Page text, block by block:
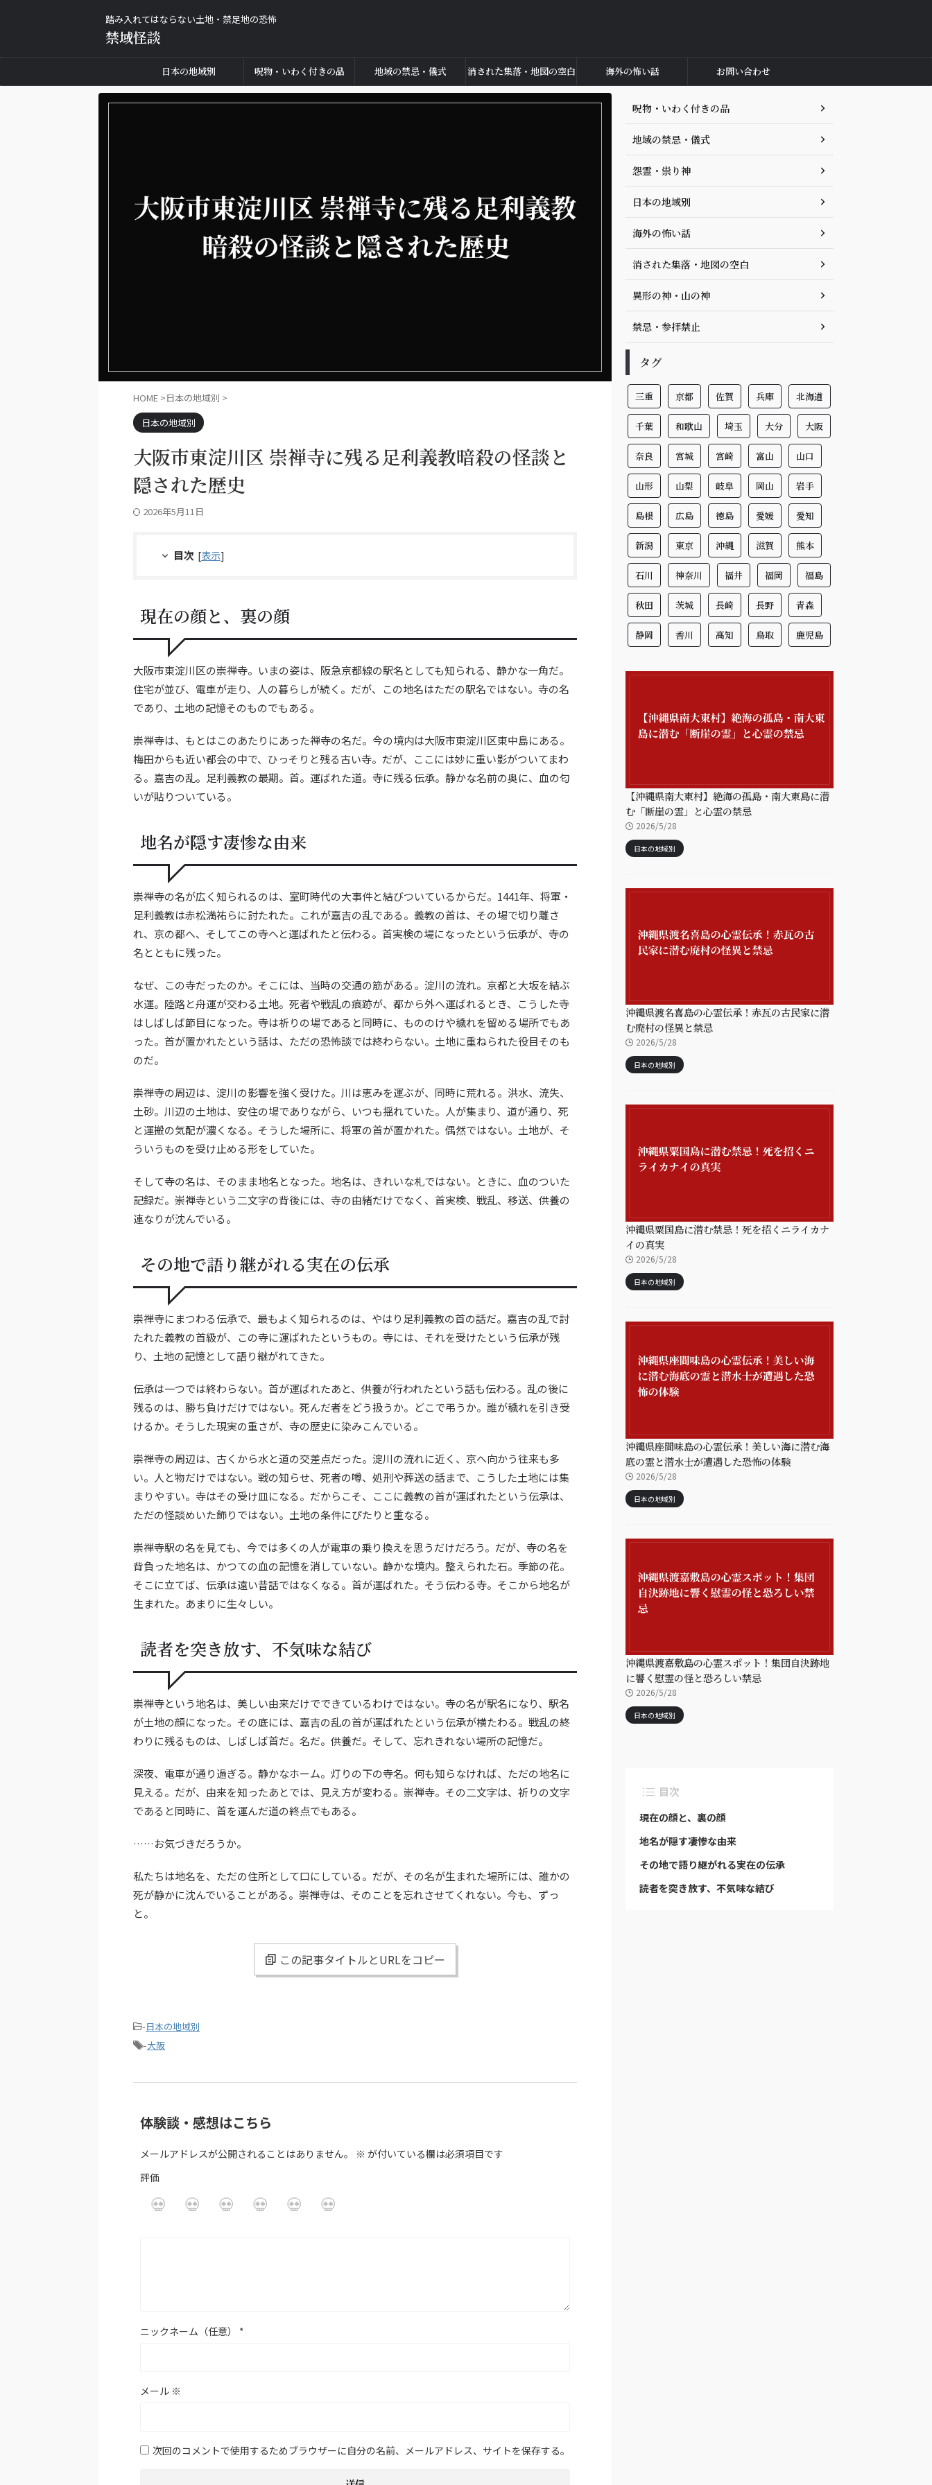
踏み入れてはならない土地・禁足地の恐怖
禁域怪談
日本の地域別 呪物・いわく付きの品 地域の禁忌・儀式 消された集落・地図の空白 海外の怖い話 お問い合わせ
HOME >日本の地域別 >
日本の地域別
大阪市東淀川区 崇禅寺に残る足利義教暗殺の怪談と
隠された歴史
2026年5月11日
目次 [表示]
現在の顔と、裏の顔
大阪市東淀川区の崇禅寺。いまの姿は、阪急京都線の駅名としても知られる、静かな一角だ。
住宅が並び、電車が走り、人の暮らしが続く。だが、この地名はただの駅名ではない。寺の名
であり、土地の記憶そのものでもある。
崇禅寺は、もとはこのあたりにあった禅寺の名だ。今の境内は大阪市東淀川区東中島にある。
梅田からも近い都会の中で、ひっそりと残る古い寺。だが、ここには妙に重い影がついてまわ
る。嘉吉の乱。足利義教の最期。首。運ばれた道。寺に残る伝承。静かな名前の奥に、血の匂
いが貼りついている。
地名が隠す凄惨な由来
崇禅寺の名が広く知られるのは、室町時代の大事件と結びついているからだ。1441年、将軍・
足利義教は赤松満祐らに討たれた。これが嘉吉の乱である。義教の首は、その場で切り離さ
れ、京の都へ、そしてこの寺へと運ばれたと伝わる。首実検の場になったという伝承が、寺の
名とともに残った。
なぜ、この寺だったのか。そこには、当時の交通の筋がある。淀川の流れ。京都と大坂を結ぶ
水運。陸路と舟運が交わる土地。死者や戦乱の痕跡が、都から外へ運ばれるとき、こうした寺
はしばしば節目になった。寺は祈りの場であると同時に、もののけや穢れを留める場所でもあ
った。首が置かれたという話は、ただの恐怖談では終わらない。土地に重ねられた役目そのも
のだ。
崇禅寺の周辺は、淀川の影響を強く受けた。川は恵みを運ぶが、同時に荒れる。洪水、流失、
土砂。川辺の土地は、安住の場でありながら、いつも揺れていた。人が集まり、道が通り、死
と運搬の気配が濃くなる。そうした場所に、将軍の首が置かれた。偶然ではない。土地が、そ
ういうものを受け止める形をしていた。
そして寺の名は、そのまま地名となった。地名は、きれいな札ではない。ときに、血のついた
記録だ。崇禅寺という二文字の背後には、寺の由緒だけでなく、首実検、戦乱、移送、供養の
連なりが沈んでいる。
その地で語り継がれる実在の伝承
崇禅寺にまつわる伝承で、最もよく知られるのは、やはり足利義教の首の話だ。嘉吉の乱で討
たれた義教の首級が、この寺に運ばれたというもの。寺には、それを受けたという伝承が残
り、土地の記憶として語り継がれてきた。
伝承は一つでは終わらない。首が運ばれたあと、供養が行われたという話も伝わる。乱の後に
残るのは、勝ち負けだけではない。死んだ者をどう扱うか。どこで弔うか。誰が穢れを引き受
けるか。そうした現実の重さが、寺の歴史に染みこんでいる。
崇禅寺の周辺は、古くから水と道の交差点だった。淀川の流れに近く、京へ向かう往来も多
い。人と物だけではない。戦の知らせ、死者の噂、処刑や葬送の話まで、こうした土地には集
まりやすい。寺はその受け皿になる。だからこそ、ここに義教の首が運ばれたという伝承は、
ただの怪談めいた飾りではない。土地の条件にぴたりと重なる。
崇禅寺駅の名を見ても、今では多くの人が電車の乗り換えを思うだけだろう。だが、寺の名を
背負った地名は、かつての血の記憶を消していない。静かな境内。整えられた石。季節の花。
そこに立てば、伝承は遠い昔話ではなくなる。首が運ばれた。そう伝わる寺。そこから地名が
生まれた。あまりに生々しい。
読者を突き放す、不気味な結び
崇禅寺という地名は、美しい由来だけでできているわけではない。寺の名が駅名になり、駅名
が土地の顔になった。その底には、嘉吉の乱の首が運ばれたという伝承が横たわる。戦乱の終
わりに残るものは、しばしば首だ。名だ。供養だ。そして、忘れきれない場所の記憶だ。
深夜、電車が通り過ぎる。静かなホーム。灯りの下の寺名。何も知らなければ、ただの地名に
見える。だが、由来を知ったあとでは、見え方が変わる。崇禅寺。その二文字は、祈りの文字
であると同時に、首を運んだ道の終点でもある。
……お気づきだろうか。
私たちは地名を、ただの住所として口にしている。だが、その名が生まれた場所には、誰かの
死が静かに沈んでいることがある。崇禅寺は、そのことを忘れさせてくれない。今も、ずっ
と。
この記事タイトルとURLをコピー
-日本の地域別
-大阪
体験談・感想はこちら
メールアドレスが公開されることはありません。 ※ が付いている欄は必須項目です
評価
ニックネーム（任意） *
メール ※
次回のコメントで使用するためブラウザーに自分の名前、メールアドレス、サイトを保存する。
呪物・いわく付きの品
地域の禁忌・儀式
怨霊・祟り神
日本の地域別
海外の怖い話
消された集落・地図の空白
異形の神・山の神
禁忌・参拝禁止
タグ
三重 京都 佐賀 兵庫 北海道
千葉 和歌山 埼玉 大分 大阪
奈良 宮城 宮崎 富山 山口
山形 山梨 岐阜 岡山 岩手
島根 広島 徳島 愛媛 愛知
新潟 東京 沖縄 滋賀 熊本
石川 神奈川 福井 福岡 福島
秋田 茨城 長崎 長野 青森
静岡 香川 高知 鳥取 鹿児島
【沖縄県南大東村】絶海の孤島・南大東島に潜
む「断崖の霊」と心霊の禁忌
2026/5/28
日本の地域別
沖縄県渡名喜島の心霊伝承！赤瓦の古民家に潜
む廃村の怪異と禁忌
2026/5/28
日本の地域別
沖縄県粟国島に潜む禁忌！死を招くニライカナ
イの真実
2026/5/28
日本の地域別
沖縄県座間味島の心霊伝承！美しい海に潜む海
底の霊と潜水士が遭遇した恐怖の体験
2026/5/28
日本の地域別
沖縄県渡嘉敷島の心霊スポット！集団自決跡地
に響く慰霊の怪と恐ろしい禁忌
2026/5/28
日本の地域別
目次
現在の顔と、裏の顔
地名が隠す凄惨な由来
その地で語り継がれる実在の伝承
読者を突き放す、不気味な結び